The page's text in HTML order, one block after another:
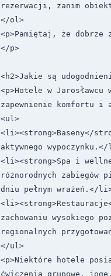
rezerwacji, zanim
</ol>
<p>Pamiętaj, że dobrze
</p>
<h2>Jakie są
<p>Hotele w
zapewnienie komfortu
<ul>
<li><strong>Baseny</
aktywnego
<li><strong>Spa i
różnorodnych zabiegów
dniu pełnym wrażeń.</
zachowaniu wysokiego
regionalnych
</ul>
<p>Niektóre hotele
ćwiczenia grupowe,